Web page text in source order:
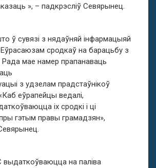
», – падкрэсліў Севярынец.
ў сувязі з нядаўняй інфармацыяй
сродкаў на барацьбу з
Рада мае намер прапанаваць
з удзелам прадстаўнікоў
еўрапейцы ведалі,
іх сродкі і ці
гэтым правы грамадзян»,
выдаткоўваюцца на паліва